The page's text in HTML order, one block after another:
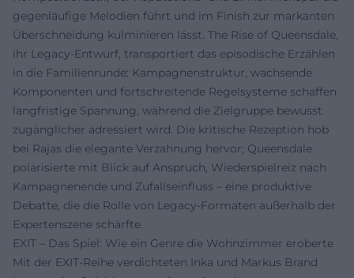
gegenläufige Melodien führt und im Finish zur markanten
Überschneidung kulminieren lässt. The Rise of Queensdale,
ihr Legacy-Entwurf, transportiert das episodische Erzählen
in die Familienrunde: Kampagnenstruktur, wachsende
Komponenten und fortschreitende Regelsysteme schaffen
langfristige Spannung, während die Zielgruppe bewusst
zugänglicher adressiert wird. Die kritische Rezeption hob
bei Rajas die elegante Verzahnung hervor; Queensdale
polarisierte mit Blick auf Anspruch, Wiederspielreiz nach
Kampagnenende und Zufallseinfluss – eine produktive
Debatte, die die Rolle von Legacy-Formaten außerhalb der
Expertenszene schärfte.
EXIT – Das Spiel: Wie ein Genre die Wohnzimmer eroberte
Mit der EXIT-Reihe verdichteten Inka und Markus Brand